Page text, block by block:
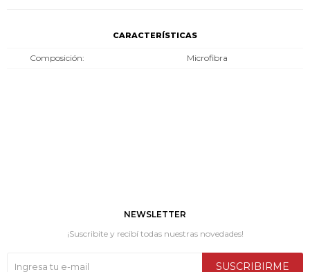
CARACTERÍSTICAS
Composición Microfibra
NEWSLETTER
¡Suscribite y recibí todas nuestras novedades!
SUSCRIBIRME